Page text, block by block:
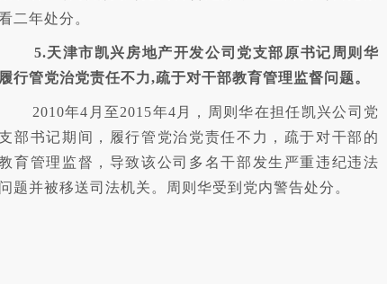
二年处分。
5.天津市凯兴房地产开发公司党支部原书记周则华
履行管党治党责任不力,疏于对干部教育管理监督问题。
2010年4月至2015年4月，周则华在担任凯兴公司党
部书记期间，履行管党治党责任不力，疏于对干部的
育管理监督，导致该公司多名干部发生严重违纪违法
问题并被移送司法机关。周则华受到党内警告处分。